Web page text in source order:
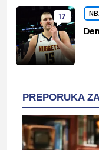
17
PREPORUKA